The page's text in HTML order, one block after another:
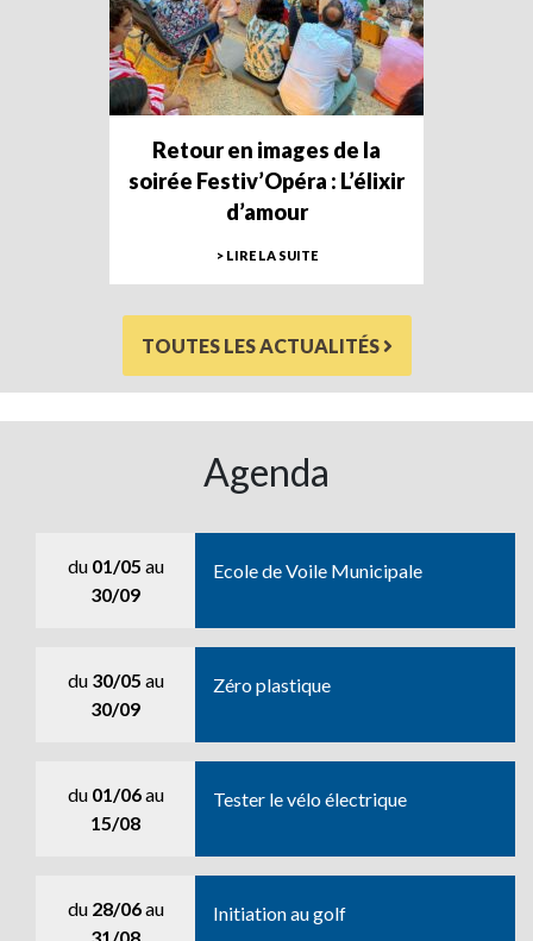
Retour en images de la
soirée Festiv’Opéra : L’élixir
d’amour
> LIRE LA SUITE
TOUTES LES ACTUALITÉS
Agenda
du 01/05 au
30/09
Ecole de Voile Municipale
du 30/05 au
30/09
Zéro plastique
du 01/06au
15/08
Tester le vélo électrique
du 28/06au
Initiation au golf